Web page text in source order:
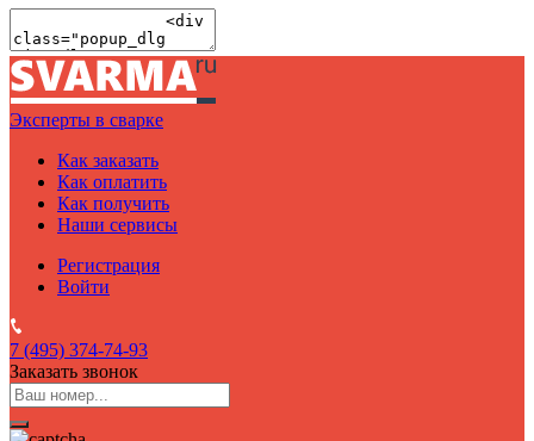
Эксперты в сварке
Как заказать
Как оплатить
Как получить
Наши сервисы
Регистрация
Войти
7 (495) 374-74-93
Заказать звонок